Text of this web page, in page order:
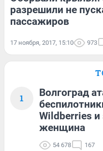
разрешили не
пассажиров
17 ноября, 2017, 15:10 973
1
Волгоград
Wildberries и
женщина
54 678 167